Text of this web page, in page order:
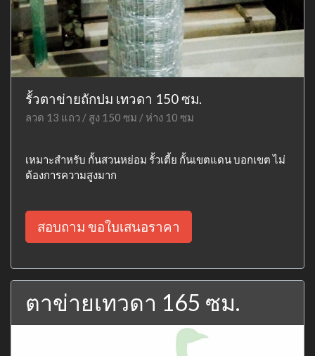
รั้วตาข่ายถักปม เทวดา 150 ซม.
ลวด 13 แถว / สูง 150 ซม / ห่าง 10 ซม
เหมาะสำหรับ กั้นสวนหย่อม รั้วเตี้ย กั้นเขตแดน บอกเขต ไม่
ต้องการความสูงมาก
สอบถาม ขอใบเสนอราคา
ตาข่ายเทวดา 165 ซม.